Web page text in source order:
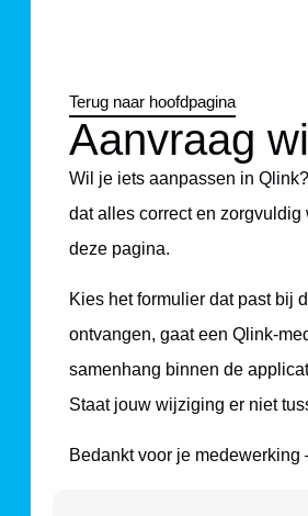
Terug naar hoofdpagina
Aanvraag
Wil je iets aanpassen in
dat alles correct en
deze pagina.
Kies het formulier dat past bij
ontvangen, gaat een Qlink-
samenhang binnen de
Staat jouw wijziging er niet
Bedankt voor je